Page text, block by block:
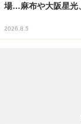
場…麻布や大阪星光
2026.8.5